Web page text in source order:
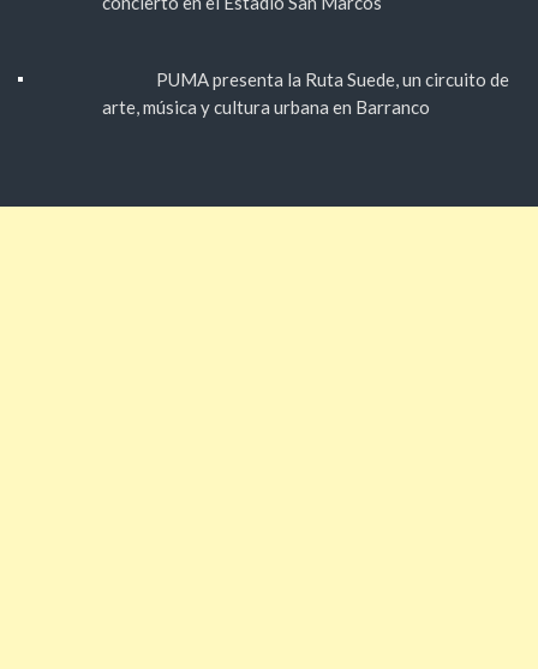
PUMA presenta la Ruta Suede, un circuito de
arte, música y cultura urbana en Barranco